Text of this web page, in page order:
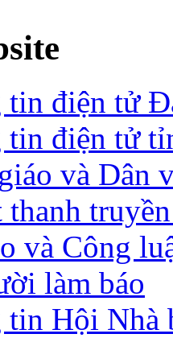
tin điện tử
tin điện tử
và Dân
thanh
và Công
làm báo
tin Hội Nhà